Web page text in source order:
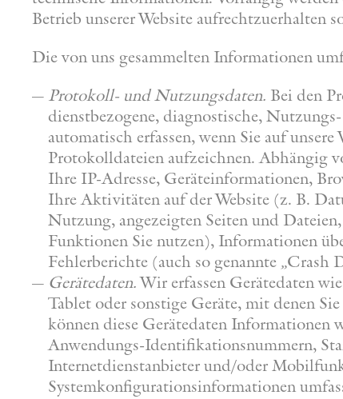
Betrieb unserer Website aufrechtzuerhalten
Die von uns gesammelten Informationen
Protokoll- und Nutzungsdaten. Bei den
dienstbezogene, diagnostische,
automatisch erfassen, wenn Sie auf
Protokolldateien aufzeichnen. Abhängig
Ihre IP-Adresse, Geräteinformationen,
Ihre Aktivitäten auf der Website (z. B.
Nutzung, angezeigten Seiten und
Funktionen Sie nutzen), Informationen
Fehlerberichte (auch so genannte
Gerätedaten.Wir erfassen Gerätedaten
Tablet oder sonstige Geräte, mit denen
können diese Gerätedaten Informationen
Anwendungs-Identifikationsnummern,
Internetdienstanbieter und/oder
Systemkonfigurationsinformationen